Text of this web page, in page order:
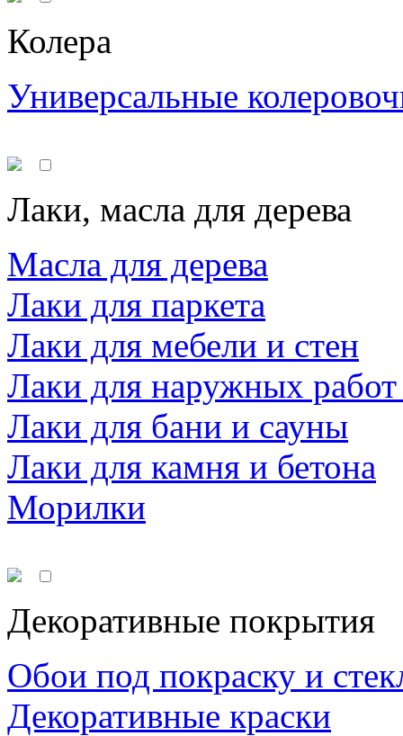
Колера
Универсальные
Лаки, масла для дерева
Масла для дерева
Лаки для паркета
Лаки для мебели и стен
Лаки для наружных
Лаки для бани и сауны
Лаки для камня и бетона
Морилки
Декоративные покрытия
Обои под покраску и
Декоративные краски